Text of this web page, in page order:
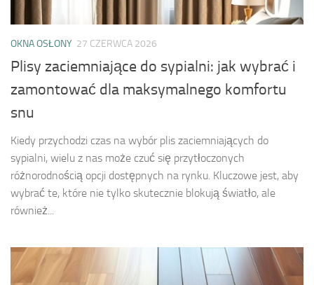
OKNA OSŁONY 27 CZERWCA 2026
Plisy zaciemniające do sypialni: jak wybrać i
zamontować dla maksymalnego komfortu
snu
Kiedy przychodzi czas na wybór plis zaciemniających do
sypialni, wielu z nas może czuć się przytłoczonych
różnorodnością opcji dostępnych na rynku. Kluczowe jest, aby
wybrać te, które nie tylko skutecznie blokują światło, ale
również...